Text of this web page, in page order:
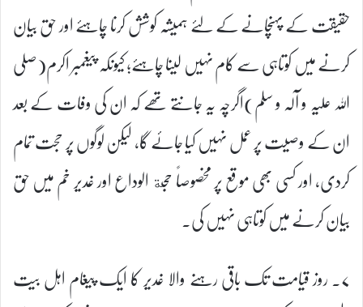
حقیقت کے پہنچانے کے لئے ہمیشہ کوشش کرنا چاہئے اور حق بیان
کرنے میں کوتاہی سے کام نہیں لینا چاہئے؛ کیونکہ پیغمبر اکرم(صلی
اللہ علیہ و آلہ و سلم)اگرچہ یہ جانتے تھے کہ ان کی وفات کے بعد
ان کے وصیت پر عمل نہیں کیا جائے گا، لیکن لوگوں پر حجت تمام
کردی، اور کسی بھی موقع پر مخصوصاً حجة الوداع اور غدیر خم میں حق
بیان کرنے میں کوتاہی نہیں کی۔
۷۔ روز قیامت تک باقی رہنے والا غدیر کا ایک پیغام اہل بیت